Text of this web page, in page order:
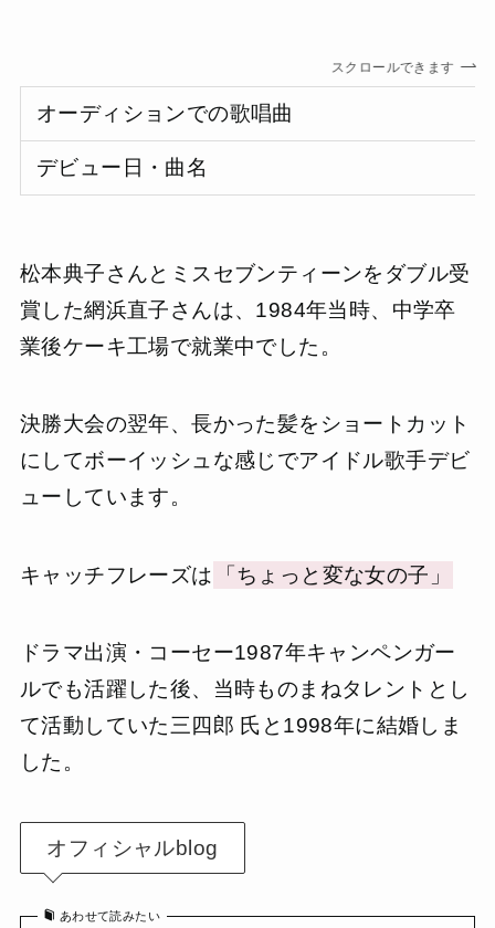
スクロールできます
オーディションでの歌唱曲
デビュー日・曲名
松本典子さんとミスセブンティーンをダブル受
賞した網浜直子さんは、1984年当時、中学卒
業後ケーキ工場で就業中でした。
決勝大会の翌年、長かった髪をショートカット
にしてボーイッシュな感じでアイドル歌手デビ
ューしています。
キャッチフレーズは 「ちょっと変な女の子」
ドラマ出演・コーセー1987年キャンペンガー
ルでも活躍した後、当時ものまねタレントとし
て活動していた三四郎 氏と1998年に結婚しま
した。
オフィシャルblog
あわせて読みたい